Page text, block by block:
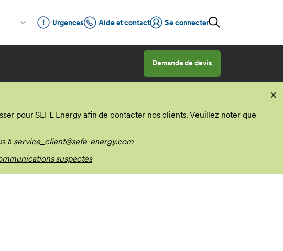
pour SEFE Energy afin de contacter nos clients. Veuillez noter que
à service_client@sefe-energy.com
suspectes
×
Urgences Aide et contact Se connecter
Demande de devis